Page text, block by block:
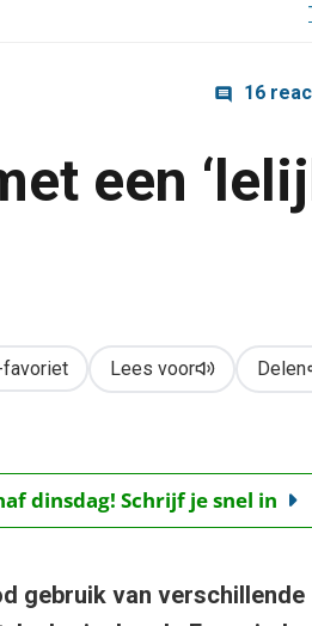
16
een
favoriet Lees voor Delen
dinsdag! Schrijf je snel in
gebruik van verschillende